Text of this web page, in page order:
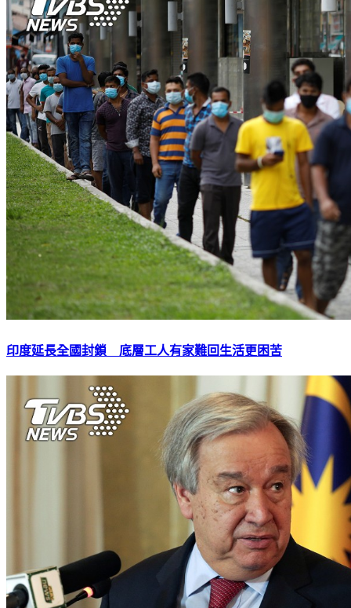
印度延長全國封鎖 底層工人有家難回生活更困苦